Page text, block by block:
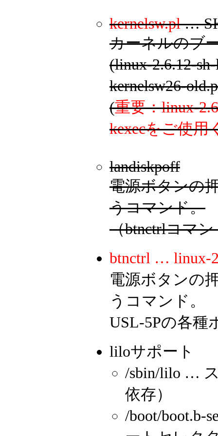
kernelsw.pl…
カーネルのブ
(linux-2.6.12-
kernelsw26-
(重要：linux-
kexecをご使用
landiskpoff
電源ボタンの
うコマンド。
（btnctrlコマ
btnctrl … linux-
電源ボタンの
うコマンド。
USL-5Pの各種
liloサポート
/sbin/lilo …
依存）
/boot/boot.b-